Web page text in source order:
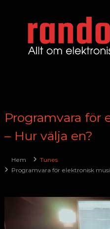
musik
Programvara för
– Hur välja en?
Hem
Tunes
Programvara för elektronisk